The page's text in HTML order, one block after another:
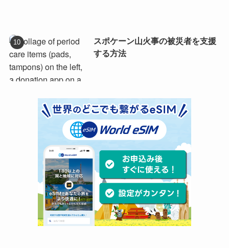
スポケーン山火事の被災者を支援
する方法